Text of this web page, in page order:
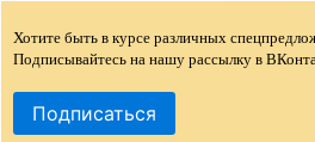
Хотите быть в курсе различных
Подписывайтесь на нашу рассылку в
Подписаться